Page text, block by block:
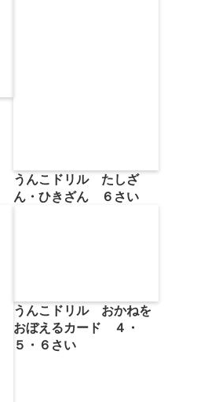
うんこドリル たしざ
ん・ひきざん ６さい
うんこドリル おかねを
おぼえるカード ４・
５・６さい